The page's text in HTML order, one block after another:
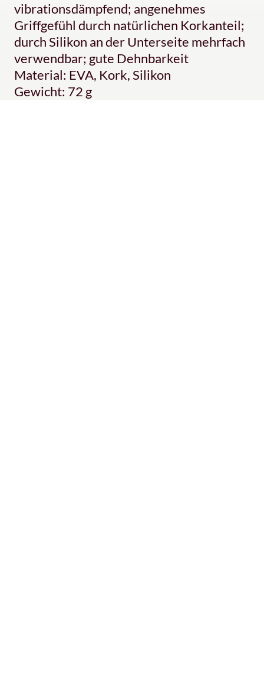
vibrationsdämpfend; angenehmes
Griffgefühl durch natürlichen Korkanteil;
durch Silikon an der Unterseite mehrfach
verwendbar; gute Dehnbarkeit
Material: EVA, Kork, Silikon
Gewicht: 72 g